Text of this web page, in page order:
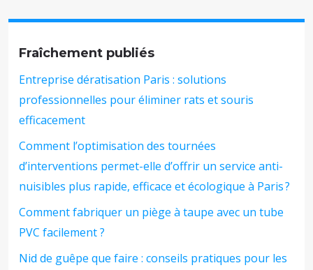
Fraîchement publiés
Entreprise dératisation Paris : solutions
professionnelles pour éliminer rats et souris
efficacement
Comment l’optimisation des tournées
d’interventions permet-elle d’offrir un service anti-
nuisibles plus rapide, efficace et écologique à Paris ?
Comment fabriquer un piège à taupe avec un tube
PVC facilement ?
Nid de guêpe que faire : conseils pratiques pour les